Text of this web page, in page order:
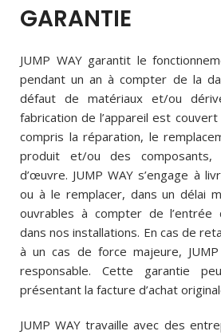
GARANTIE
JUMP WAY garantit le
pendant un an à compter de la
défaut de matériaux et/ou
fabrication de l’appareil est
compris la réparation, le
produit et/ou des
d’œuvre. JUMP WAY s’engage à
ou à le remplacer, dans un délai
ouvrables à compter de l’entrée
dans nos installations. En cas de
à un cas de force majeure,
responsable. Cette garantie
présentant la facture d’achat
JUMP WAY travaille avec des